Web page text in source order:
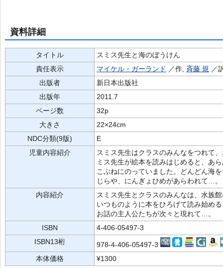
資料詳細
タイトル
スミス先生と海のぼうけん
責任表示
マイケル・ガーランド ／作, 斉藤 規 ／
出版者
新日本出版社
出版年
2011.7
ページ数
32p
大きさ
22×24cm
NDC分類(9版)
E
児童内容紹介
スミス先生はクラスのみんなをつれて
ミス先生が絵本を読みはじめると、あ
こぶねにのっていました。どんどん海
じらや、にんぎょひめがあらわれて…。
内容紹介
スミス先生とクラスのみんなは、水族
いつものように本をひろげて読み始め
お話の主人公たちが次々と現れて…。
ISBN
4-406-05497-3
ISBN13桁
978-4-406-05497-3
本体価格
¥1300